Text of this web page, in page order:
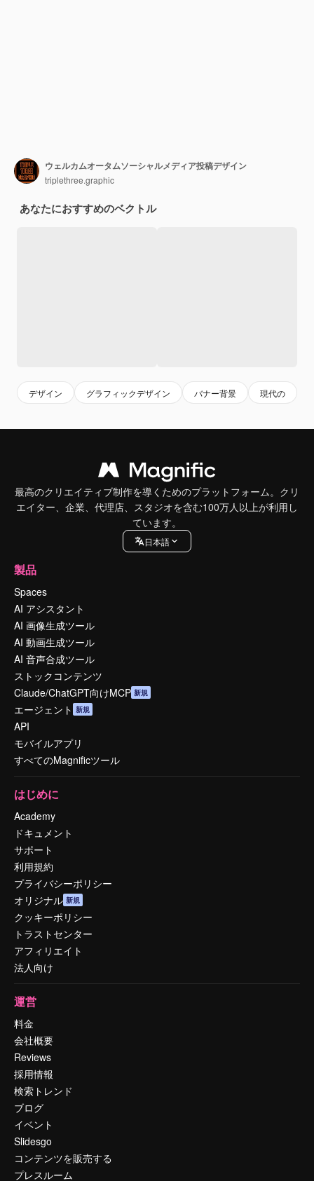
ウェルカムオータムソーシャルメディア投稿デザイン
triplethree.graphic
あなたにおすすめのベクトル
デザイン グラフィックデザイン バナー背景 現代の
最高のクリエイティブ制作を導くためのプラットフォーム。クリ
エイター、企業、代理店、スタジオを含む100万人以上が利用し
ています。
日本語
製品
Spaces
AI アシスタント
AI 画像生成ツール
AI 動画生成ツール
AI 音声合成ツール
ストックコンテンツ
Claude/ChatGPT向けMCP 新規
エージェント 新規
API
モバイルアプリ
すべてのMagnificツール
はじめに
Academy
ドキュメント
サポート
利用規約
プライバシーポリシー
オリジナル 新規
クッキーポリシー
トラストセンター
アフィリエイト
法人向け
運営
料金
会社概要
Reviews
採用情報
検索トレンド
ブログ
イベント
Slidesgo
コンテンツを販売する
プレスルーム